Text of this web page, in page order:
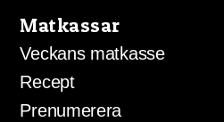
Matkassar
Veckans matkasse
Recept
Prenumerera